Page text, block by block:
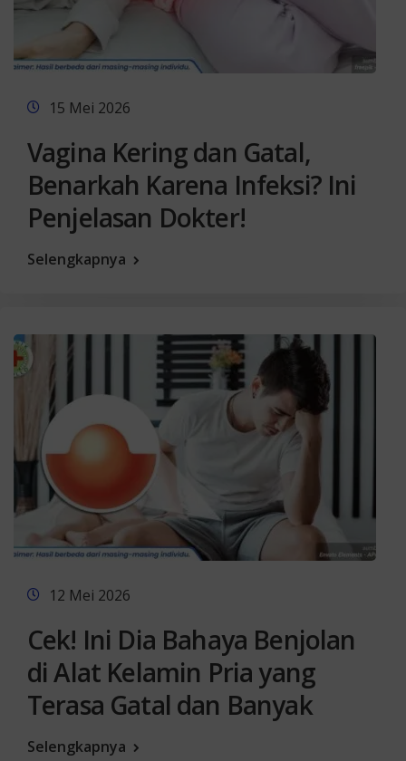
15 Mei 2026
Vagina Kering dan Gatal,
Benarkah Karena Infeksi? Ini
Penjelasan Dokter!
Selengkapnya
12 Mei 2026
Cek! Ini Dia Bahaya Benjolan
di Alat Kelamin Pria yang
Terasa Gatal dan Banyak
Selengkapnya